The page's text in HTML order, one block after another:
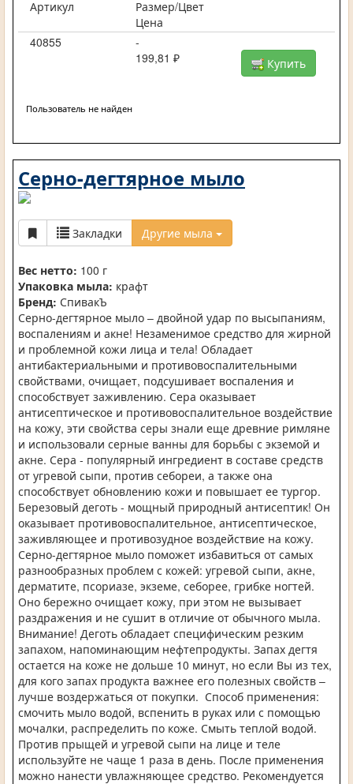
Артикул
Размер/Цвет
Цена
40855
-
199,81 ₽
Купить
Пользователь не найден
Серно-дегтярное мыло
Закладки Другие мыла
Вес нетто: 100 г
Упаковка мыла: крафт
Бренд: СпивакЪ
Серно-дегтярное мыло – двойной удар по высыпаниям,
воспалениям и акне! Незаменимое средство для жирной
и проблемной кожи лица и тела! Обладает
антибактериальными и противовоспалительными
свойствами, очищает, подсушивает воспаления и
способствует заживлению. Сера оказывает
антисептическое и противовоспалительное воздействие
на кожу, эти свойства серы знали еще древние римляне
и использовали серные ванны для борьбы с экземой и
акне. Сера - популярный ингредиент в составе средств
от угревой сыпи, против себореи, а также она
способствует обновлению кожи и повышает ее тургор.
Березовый деготь - мощный природный антисептик! Он
оказывает противовоспалительное, антисептическое,
заживляющее и противозудное воздействие на кожу.
Серно-дегтярное мыло поможет избавиться от самых
разнообразных проблем с кожей: угревой сыпи, акне,
дерматите, псориазе, экземе, себорее, грибке ногтей.
Оно бережно очищает кожу, при этом не вызывает
раздражения и не сушит в отличие от обычного мыла.
Внимание! Деготь обладает специфическим резким
запахом, напоминающим нефтепродукты. Запах дегтя
остается на коже не дольше 10 минут, но если Вы из тех,
для кого запах продукта важнее его полезных свойств –
лучше воздержаться от покупки. Способ применения:
смочить мыло водой, вспенить в руках или с помощью
мочалки, распределить по коже. Смыть теплой водой.
Против прыщей и угревой сыпи на лице и теле
используйте не чаще 1 раза в день. После применения
можно нанести увлажняющее средство. Рекомендуется